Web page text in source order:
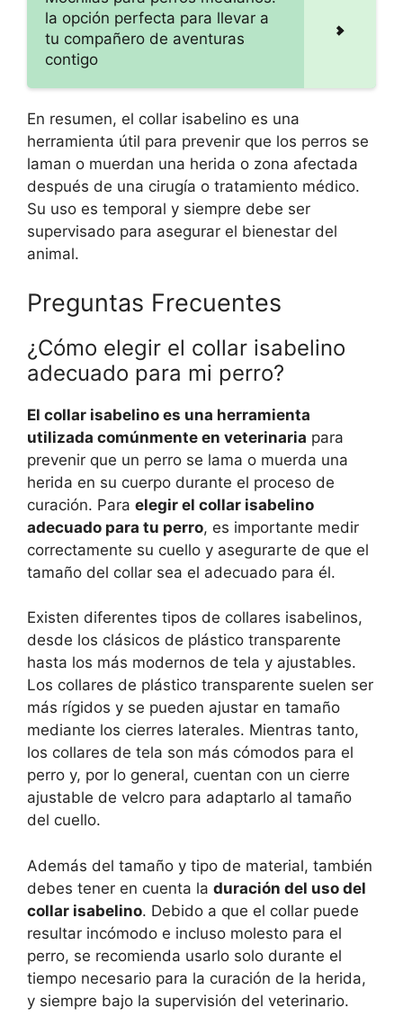
la opción perfecta para llevar a
tu compañero de aventuras
contigo
En resumen, el collar isabelino es una
herramienta útil para prevenir que los perros se
laman o muerdan una herida o zona afectada
después de una cirugía o tratamiento médico.
Su uso es temporal y siempre debe ser
supervisado para asegurar el bienestar del
animal.
Preguntas Frecuentes
¿Cómo elegir el collar isabelino
adecuado para mi perro?
El collar isabelino es una herramienta
utilizada comúnmente en veterinaria para
prevenir que un perro se lama o muerda una
herida en su cuerpo durante el proceso de
curación. Para elegir el collar isabelino
adecuado para tu perro, es importante medir
correctamente su cuello y asegurarte de que el
tamaño del collar sea el adecuado para él.
Existen diferentes tipos de collares isabelinos,
desde los clásicos de plástico transparente
hasta los más modernos de tela y ajustables.
Los collares de plástico transparente suelen ser
más rígidos y se pueden ajustar en tamaño
mediante los cierres laterales. Mientras tanto,
los collares de tela son más cómodos para el
perro y, por lo general, cuentan con un cierre
ajustable de velcro para adaptarlo al tamaño
del cuello.
Además del tamaño y tipo de material, también
debes tener en cuenta la duración del uso del
collar isabelino. Debido a que el collar puede
resultar incómodo e incluso molesto para el
perro, se recomienda usarlo solo durante el
tiempo necesario para la curación de la herida,
y siempre bajo la supervisión del veterinario.